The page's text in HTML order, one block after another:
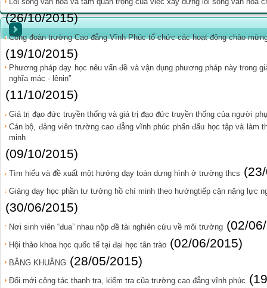
(26/10/2015)
Công đoàn trường Cao đẳng Vĩnh Phúc tổ chức các hoạt động chào
(19/10/2015)
Phương pháp dạy học nêu vấn đề và vận dụng phương pháp này trong
nghĩa mác - lênin”
(11/10/2015)
Giá trị đạo đức truyền thống và giá trị đạo đức truyền thống của người
Cán bộ, đảng viên trường cao đẳng vĩnh phúc phấn đấu học tập và làm
minh
(09/10/2015)
Tìm hiểu và đề xuất một hướng dạy toán dựng hình ở trường thcs
Giảng dạy học phần tư tưởng hồ chí minh theo hướngtiếp cận năng lực
(30/06/2015)
Nơi sinh viên “đua” nhau nộp đề tài nghiên cứu về môi trường (02/
Hội thảo khoa học quốc tế tại đại học tân trào (02/06/2015)
BÂNG KHUÂNG (28/05/2015)
Đổi mới công tác thanh tra, kiểm tra của trường cao đẳng vĩnh phúc